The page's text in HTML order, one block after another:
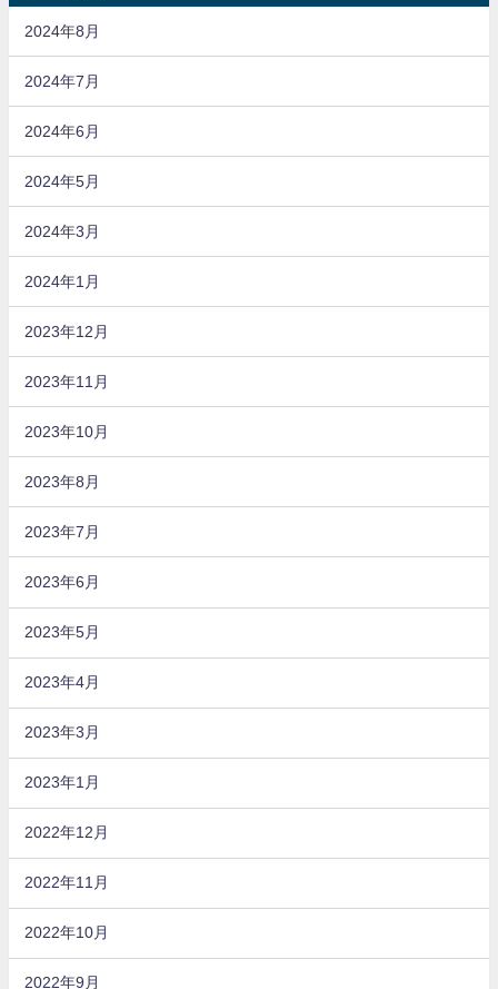
2024年8月
2024年7月
2024年6月
2024年5月
2024年3月
2024年1月
2023年12月
2023年11月
2023年10月
2023年8月
2023年7月
2023年6月
2023年5月
2023年4月
2023年3月
2023年1月
2022年12月
2022年11月
2022年10月
2022年9月